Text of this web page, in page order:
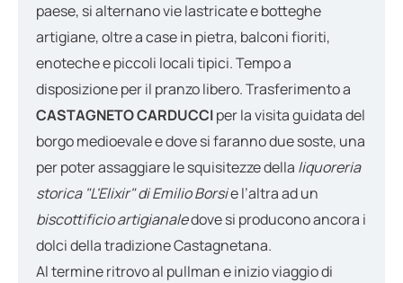
paese, si alternano vie lastricate e botteghe
artigiane, oltre a case in pietra, balconi fioriti,
enoteche e piccoli locali tipici. Tempo a
disposizione per il pranzo libero. Trasferimento a
CASTAGNETO CARDUCCIper la visita guidata del
borgo medioevale e dove si faranno due soste, una
per poter assaggiare le squisitezze della liquoreria
storica "L'Elixir" di Emilio Borsie l’altra ad un
biscottificio artigianaledove si producono ancora i
dolci della tradizione Castagnetana.
Al termine ritrovo al pullman e inizio viaggio di